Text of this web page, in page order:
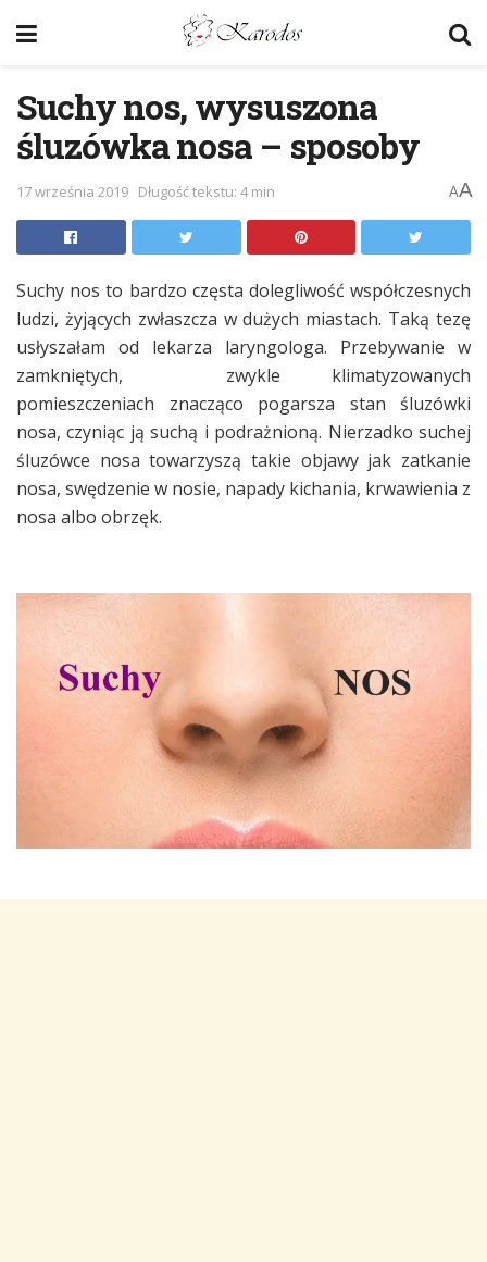
Suchy nos, wysuszona
śluzówka nosa – sposoby
17 września 2019 Długość tekstu: 4 min AA
Suchy nos to bardzo częsta dolegliwość współczesnych
ludzi, żyjących zwłaszcza w dużych miastach. Taką tezę
usłyszałam od lekarza laryngologa. Przebywanie w
zamkniętych, zwykle klimatyzowanych
pomieszczeniach znacząco pogarsza stan śluzówki
nosa, czyniąc ją suchą i podrażnioną. Nierzadko suchej
śluzówce nosa towarzyszą takie objawy jak zatkanie
nosa, swędzenie w nosie, napady kichania, krwawienia z
nosa albo obrzęk.